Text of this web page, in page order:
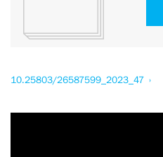
10.25803/26587599_2023_47